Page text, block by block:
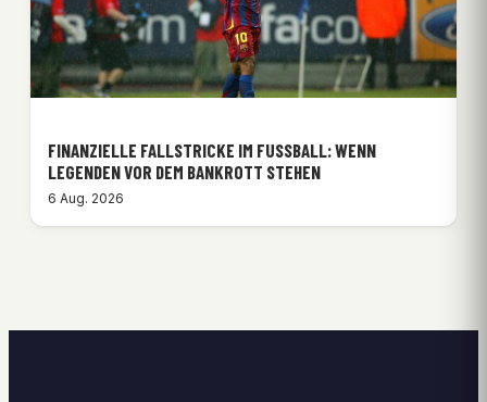
FINANZIELLE FALLSTRICKE IM FUSSBALL: WENN L
EGENDEN VOR DEM BANKROTT STEHEN
6 Aug. 2026